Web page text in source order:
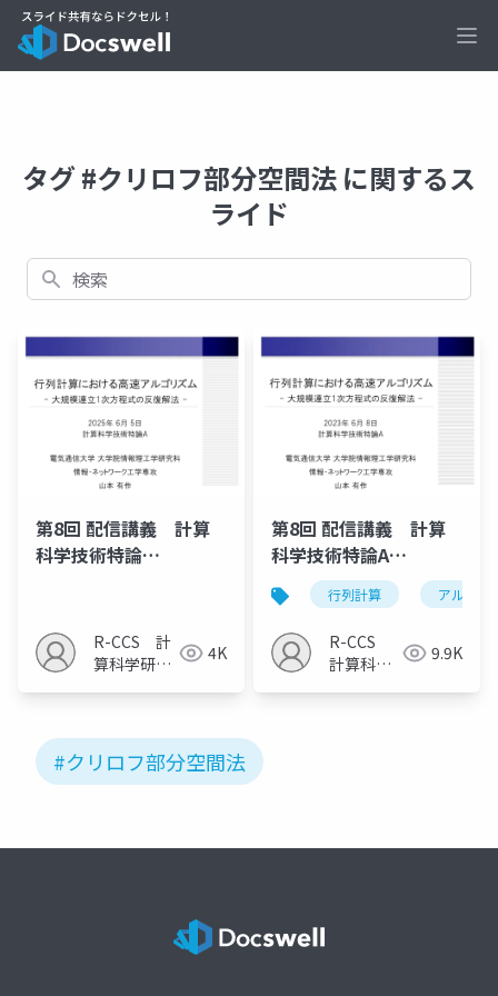
タグ #クリロフ部分空間法 に関するス
ライド
検索
第8回 配信講義 計算
科学技術特論
R-CCS 計
算科学研究
4K
第8回 配信講義 計算
科学技術特論A
（2023）行列計算 アルゴリ
R-CCS
計算科学
9.9K
#クリロフ部分空間法